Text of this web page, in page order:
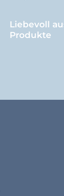
Liebevoll
Produkte